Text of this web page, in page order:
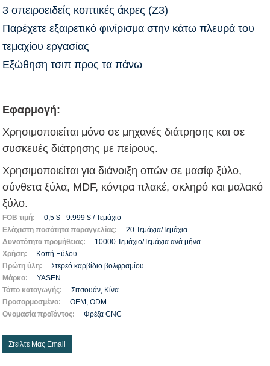
3 σπειροειδείς κοπτικές άκρες (Z3)
Παρέχετε εξαιρετικό φινίρισμα στην κάτω πλευρά του
τεμαχίου εργασίας
Εξώθηση τσιπ προς τα πάνω
Εφαρμογή:
Χρησιμοποιείται μόνο σε μηχανές διάτρησης και σε
συσκευές διάτρησης με πείρους.
Χρησιμοποιείται για διάνοιξη οπών σε μασίφ ξύλο,
σύνθετα ξύλα, MDF, κόντρα πλακέ, σκληρό και μαλακό
ξύλο.
FOB τιμή:
0,5 $ - 9.999 $ / Τεμάχιο
Ελάχιστη ποσότητα παραγγελίας:
20 Τεμάχια/Τεμάχια
Δυνατότητα προμήθειας:
10000 Τεμάχιο/Τεμάχια ανά μήνα
Χρήση:
Κοπή Ξύλου
Πρώτη ύλη:
Στερεό καρβίδιο βολφραμίου
Μάρκα:
YASEN
Τόπο καταγωγής:
Σιτσουάν, Κίνα
Προσαρμοσμένο:
OEM, ODM
Ονομασία προϊόντος:
Φρέζα CNC
Στείλτε Μας Email